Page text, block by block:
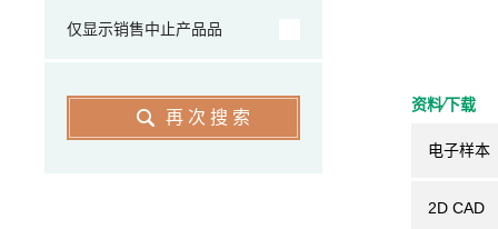
资料⁄下载
电子样本
2D CAD
仅显示销售中止产品品
再次搜索